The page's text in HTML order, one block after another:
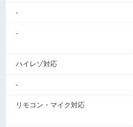
-
-
ハイレゾ対応
-
リモコン・マイク対応